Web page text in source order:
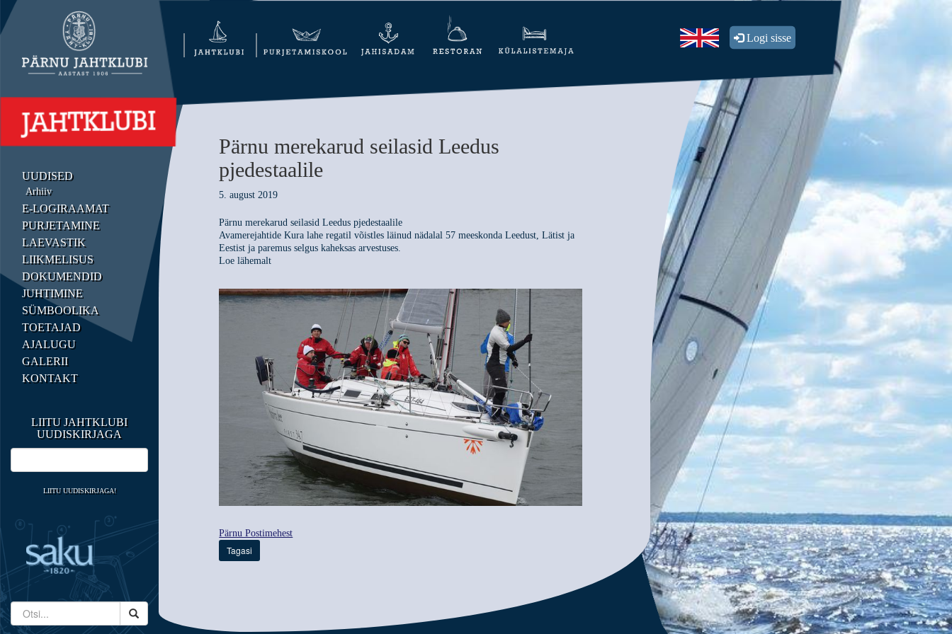
UUDISED
Arhiiv
E-LOGIRAAMAT
PURJETAMINE
LAEVASTIK
LIIKMELISUS
DOKUMENDID
JUHTIMINE
SÜMBOOLIKA
TOETAJAD
AJALUGU
GALERII
KONTAKT
LIITU JAHTKLUBI
UUDISKIRJAGA
LIITU UUDISKIRJAGA!
Logi sisse
Pärnu merekarud seilasid Leedus
pjedestaalile
5. august 2019
Pärnu merekarud seilasid Leedus pjedestaalile
Avamerejahtide Kura lahe regatil võistles läinud nädalal 57 meeskonda Leedust, Lätist ja
Eestist ja paremus selgus kaheksas arvestuses.
Loe lähemalt
Pärnu Postimehest
Tagasi